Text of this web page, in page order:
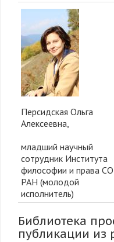
Персидская Ольга
Алексеевна,
младший научный
сотрудник Института
философии и права СО
РАН (молодой
исполнитель)
Библиотека
публикации из